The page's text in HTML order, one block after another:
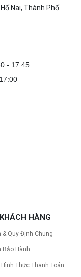
Nai, Thành Phố
- 17:45
HÀNG
& Quy Định Chung
Bảo Hành
Thức Thanh Toán